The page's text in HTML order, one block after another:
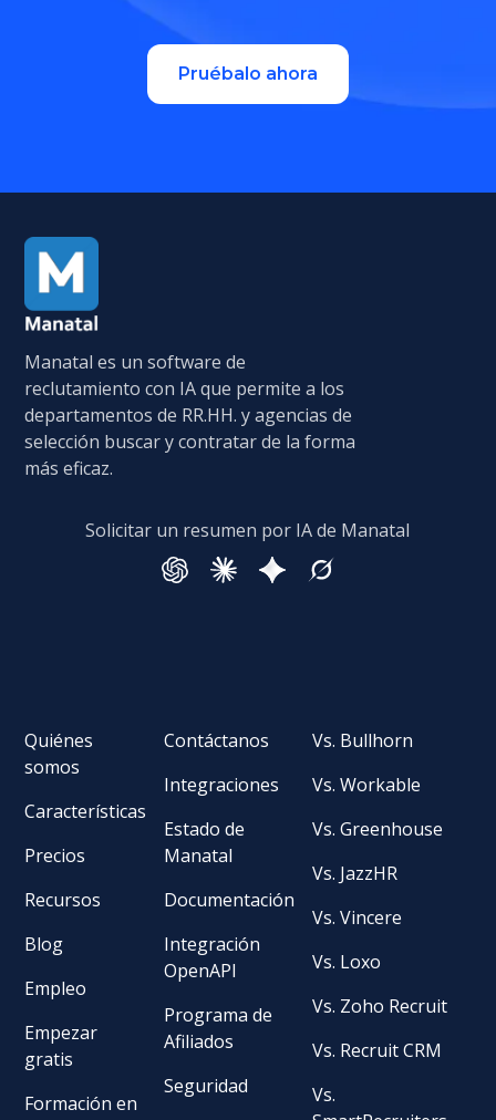
Pruébalo ahora
Manatal es un software de
reclutamiento con IA que permite a los
departamentos de RR.HH. y agencias de
selección buscar y contratar de la forma
más eficaz.
Solicitar un resumen por IA de Manatal
Quiénes
somos
Características
Precios
Recursos
Blog
Empleo
Empezar
gratis
Formación en
Contáctanos
Integraciones
Estado de
Manatal
Documentación
Integración
OpenAPI
Programa de
Afiliados
Seguridad
Vs. Bullhorn
Vs. Workable
Vs. Greenhouse
Vs. JazzHR
Vs. Vincere
Vs. Loxo
Vs. Zoho Recruit
Vs. Recruit CRM
Vs.